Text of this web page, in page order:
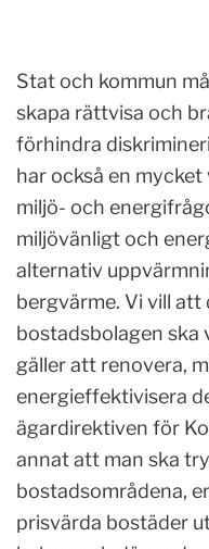
Stat och kommun
skapa rättvisa och
förhindra
har också en
miljö- och
miljövänligt och
alternativ
bergvärme. Vi vill att
bostadsbolagen ska
gäller att renovera,
energieffektivisera
ägardirektiven för
annat att man ska
bostadsområdena,
prisvärda bostäder